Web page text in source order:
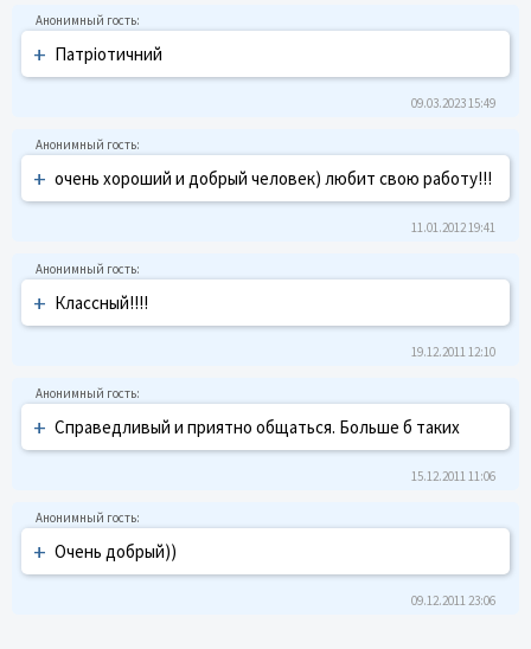
+ Патріотичний
09.03.2023 15:49
+ очень хороший и добрый человек) любит свою работу!!!
11.01.2012 19:41
+ Классный!!!!
19.12.2011 12:10
+ Справедливый и приятно общаться. Больше б таких
15.12.2011 11:06
+ Очень добрый))
09.12.2011 23:06